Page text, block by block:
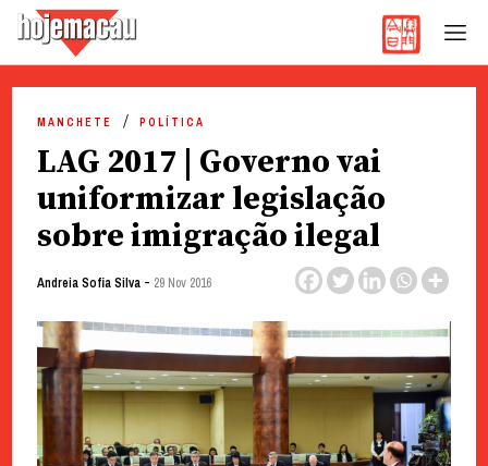
content
MANCHETE POLÍTICA
LAG 2017 | Governo vai
uniformizar legislação
sobre imigração ilegal
Andreia Sofia Silva- 29 Nov 2016